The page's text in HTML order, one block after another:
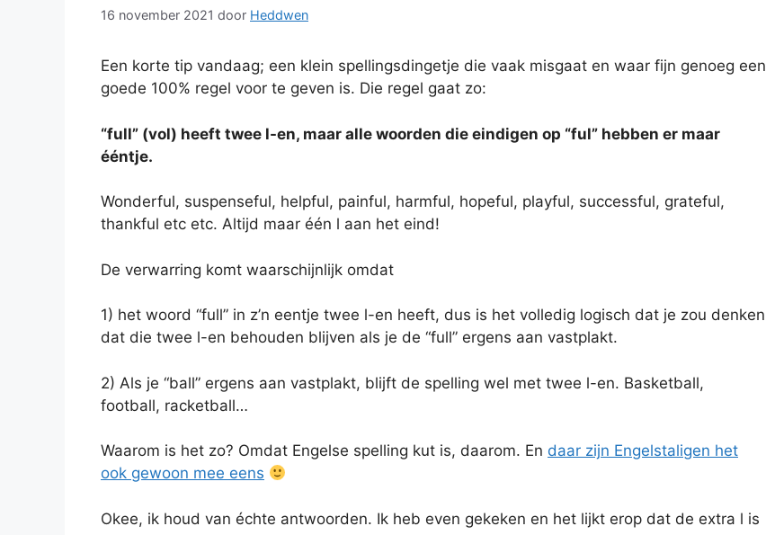
16 november 2021 door Heddwen
Een korte tip vandaag; een klein spellingsdingetje die vaak misgaat en waar fijn genoeg een
goede 100% regel voor te geven is. Die regel gaat zo:
“full” (vol) heeft twee l-en, maar alle woorden die eindigen op “ful” hebben er maar
ééntje.
Wonderful, suspenseful, helpful, painful, harmful, hopeful, playful, successful, grateful,
thankful etc etc. Altijd maar één l aan het eind!
De verwarring komt waarschijnlijk omdat
1) het woord “full” in z’n eentje twee l-en heeft, dus is het volledig logisch dat je zou denken
dat die twee l-en behouden blijven als je de “full” ergens aan vastplakt.
2) Als je “ball” ergens aan vastplakt, blijft de spelling wel met twee l-en. Basketball,
football, racketball…
Waarom is het zo? Omdat Engelse spelling kut is, daarom. En daar zijn Engelstaligen het
ook gewoon mee eens
Okee, ik houd van échte antwoorden. Ik heb even gekeken en het lijkt erop dat de extra l is